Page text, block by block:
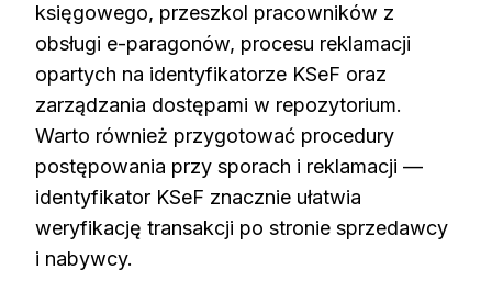
księgowego, przeszkol pracowników z
obsługi e-paragonów, procesu reklamacji
opartych na identyfikatorze KSeF oraz
zarządzania dostępami w repozytorium.
Warto również przygotować procedury
postępowania przy sporach i reklamacji —
identyfikator KSeF znacznie ułatwia
weryfikację transakcji po stronie sprzedawcy
i nabywcy.